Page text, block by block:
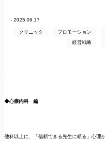
- 2025.06.17
クリニック プロモーション
経営戦略
◆心療内科 編
他科以上に、「信頼できる先生に頼る」心理